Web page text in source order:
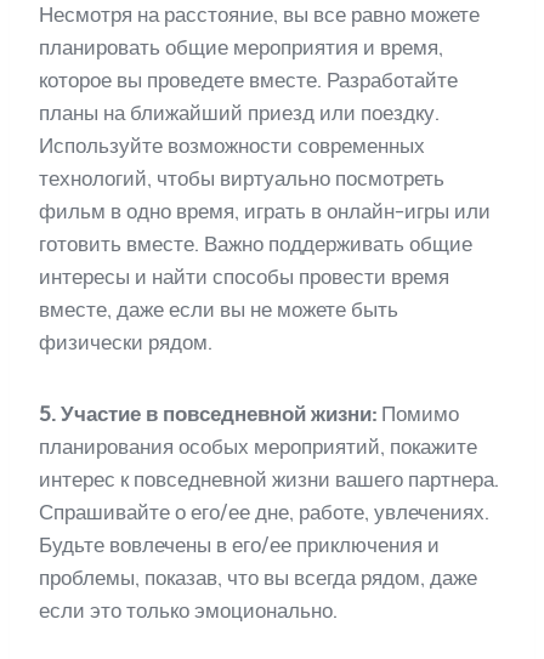
Несмотря на расстояние, вы все равно можете
планировать общие мероприятия и время,
которое вы проведете вместе. Разработайте
планы на ближайший приезд или поездку.
Используйте возможности современных
технологий, чтобы виртуально посмотреть
фильм в одно время, играть в онлайн-игры или
готовить вместе. Важно поддерживать общие
интересы и найти способы провести время
вместе, даже если вы не можете быть
физически рядом.
5. Участие в повседневной жизни: Помимо
планирования особых мероприятий, покажите
интерес к повседневной жизни вашего партнера.
Спрашивайте о его/ее дне, работе, увлечениях.
Будьте вовлечены в его/ее приключения и
проблемы, показав, что вы всегда рядом, даже
если это только эмоционально.